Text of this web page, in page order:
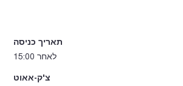
תאריך כניסה
לאחר 15:00
צ'ק-אאוט